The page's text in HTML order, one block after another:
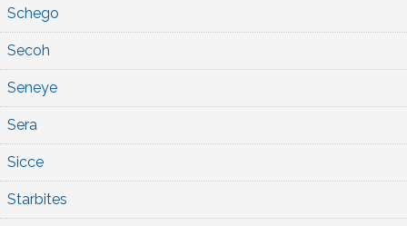
Schego
Secoh
Seneye
Sera
Sicce
Starbites